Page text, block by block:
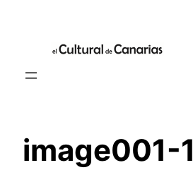
contenido
image001-1